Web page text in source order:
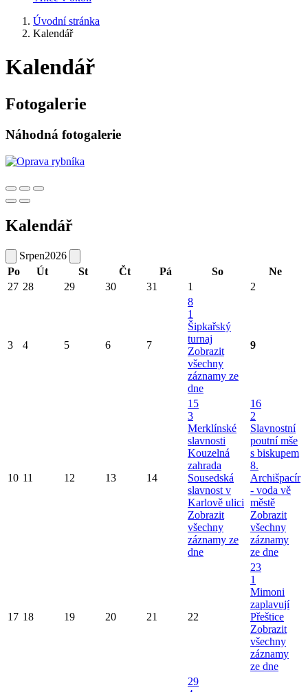
Úvodní stránka
Kalendář
Kalendář
Fotogalerie
Náhodná fotogalerie
Kalendář
Srpen2026
Po
Út St Čt Pá So
Ne
27 28 29 30 31 1 2
3 4 5 6 7
8
1
Šipkařský
turnaj
Zobrazit
všechny
záznamy ze
dne
9
10 11 12 13 14
15
3
Merklínské
slavnosti
Kouzelná
zahrada
Sousedská
slavnost v
Karlově ulici
Zobrazit
všechny
záznamy ze
dne
16
2
Slavnostní
poutní mše
s biskupem
8.
Archišpacír
- voda vě
městě
Zobrazit
všechny
záznamy
ze dne
17 18 19 20 21 22
23
1
Mimoni
zaplavují
Přeštice
Zobrazit
všechny
záznamy
ze dne
29